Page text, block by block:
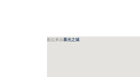
點位來自慕光之城